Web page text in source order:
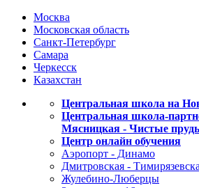
Москва
Московская область
Санкт-Петербург
Самара
Черкесск
Казахстан
Центральная школа на
Центральная школа-
Мясницкая - Чистые
Центр онлайн обучения
Аэропорт - Динамо
Дмитровская -
Жулебино-Люберцы